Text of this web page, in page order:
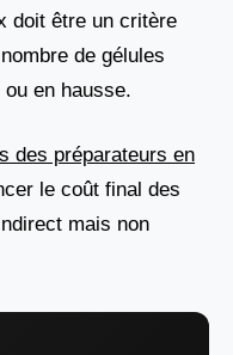
doit être un critère
de gélules
en hausse.
des préparateurs en
le coût final des
mais non